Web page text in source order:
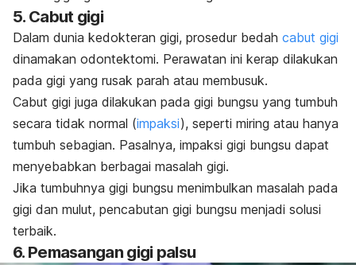
5. Cabut gigi
Dalam dunia kedokteran gigi, prosedur bedah cabut gigi
dinamakan odontektomi. Perawatan ini kerap dilakukan
pada gigi yang rusak parah atau membusuk.
Cabut gigi juga dilakukan pada gigi bungsu yang tumbuh
secara tidak normal (impaksi), seperti miring atau hanya
tumbuh sebagian. Pasalnya, impaksi gigi bungsu dapat
menyebabkan berbagai masalah gigi.
Jika tumbuhnya gigi bungsu menimbulkan masalah pada
gigi dan mulut, pencabutan gigi bungsu menjadi solusi
terbaik.
6. Pemasangan gigi palsu